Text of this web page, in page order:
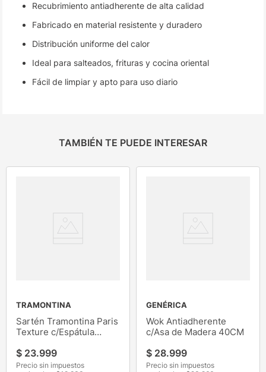
Recubrimiento antiadherente de alta calidad
Fabricado en material resistente y duradero
Distribución uniforme del calor
Ideal para salteados, frituras y cocina oriental
Fácil de limpiar y apto para uso diario
TAMBIÉN TE PUEDE INTERESAR
TRAMONTINA
Sartén Tramontina Paris
Texture c/Espátula
$ 23.999
Precio sin impuestos
GENÉRICA
Wok Antiadherente
c/Asa de Madera 40CM
$ 28.999
Precio sin impuestos